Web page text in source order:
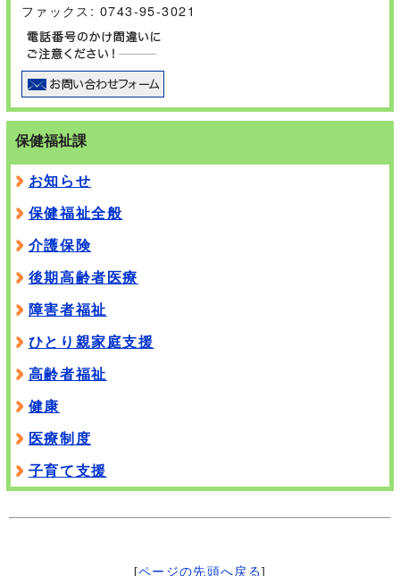
ファックス: 0743-95-3021
保健福祉課
お知らせ
保健福祉全般
介護保険
後期高齢者医療
障害者福祉
ひとり親家庭支援
高齢者福祉
健康
医療制度
子育て支援
[ページの先頭へ戻る]